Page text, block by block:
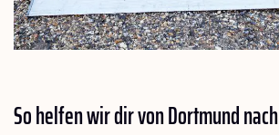
So helfen wir dir von Dortmund nach